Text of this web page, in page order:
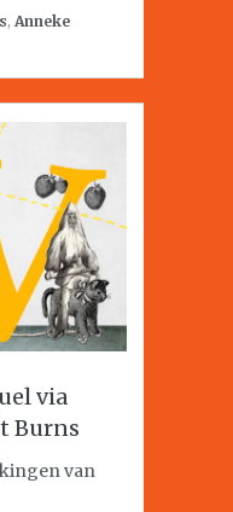
, Anneke
via
Burns
van